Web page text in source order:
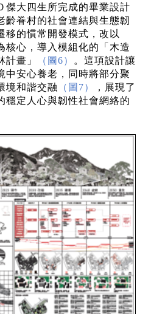
傑大四生所完成的畢業設計
齡眷村的社會連結與生態韌
移的慣常開發模式，改以
核心，導入模組化的「木造
畫」
（圖6）
。這項設計讓
中安心養老，同時將部分聚
境和諧交融
（圖7）
，展現了
穩定人心與韌性社會網絡的